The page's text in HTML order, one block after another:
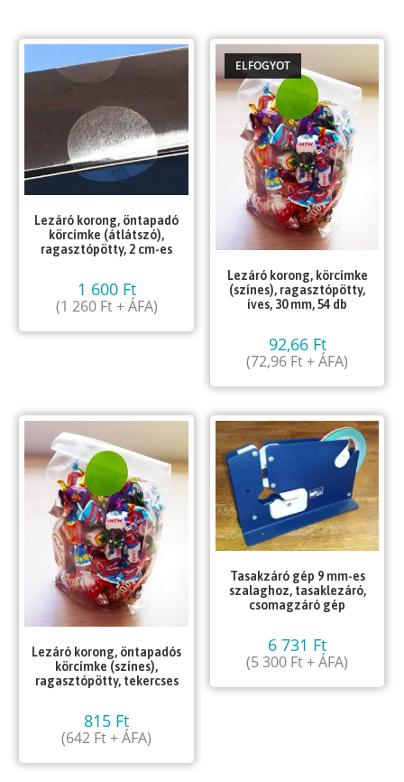
Lezáró korong, öntapadó
körcímke (átlátszó),
ragasztópötty, 2 cm-es
1 600 Ft
(1 260 Ft+ ÁFA)
ELFOGYOT
Lezáró korong, körcímke
(színes), ragasztópötty,
íves, 30 mm, 54 db
92,66 Ft
(72,96 Ft+ ÁFA)
Lezáró korong, öntapadós
körcímke (színes),
ragasztópötty, tekercses
815 Ft
(642 Ft+ ÁFA)
Tasakzáró gép 9 mm-es
szalaghoz, tasaklezáró,
csomagzáró gép
6 731 Ft
(5 300 Ft+ ÁFA)